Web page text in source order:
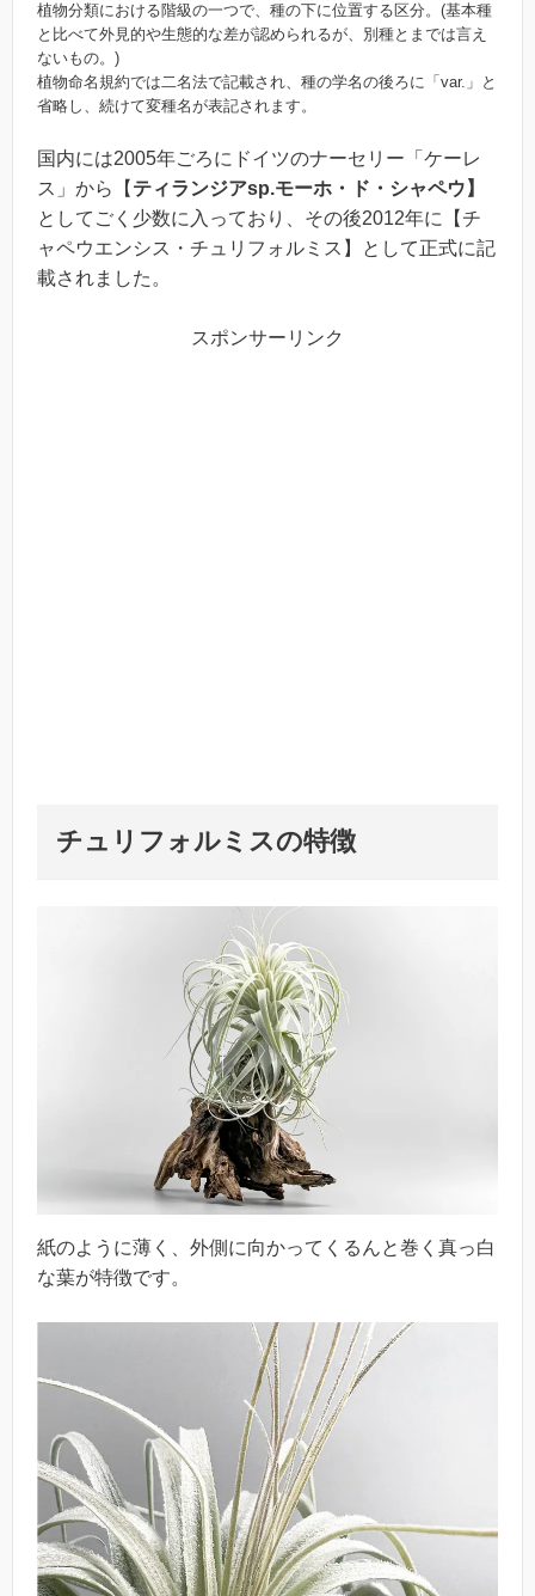
植物分類における階級の一つで、種の下に位置する区分。(基本種
と比べて外見的や生態的な差が認められるが、別種とまでは言え
ないもの。)
植物命名規約では二名法で記載され、種の学名の後ろに「var.」と
省略し、続けて変種名が表記されます。
国内には2005年ごろにドイツのナーセリー「ケーレ
ス」から【 ティランジアsp.モーホ・ド・シャペウ】
としてごく少数に入っており、その後2012年に【チ
ャペウエンシス・チュリフォルミス】として正式に記
載されました。
スポンサーリンク
チュリフォルミスの特徴
紙のように薄く、外側に向かってくるんと巻く真っ白
な葉が特徴です。